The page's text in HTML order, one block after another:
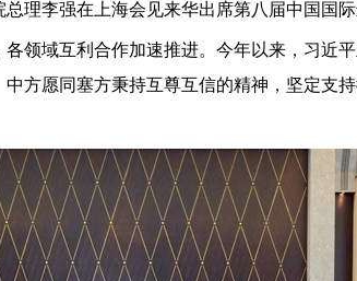
理李强在上海会见来华出席第八届中国国
领域互利合作加速推进。今年以来，习近
方愿同塞方秉持互尊互信的精神，坚定支